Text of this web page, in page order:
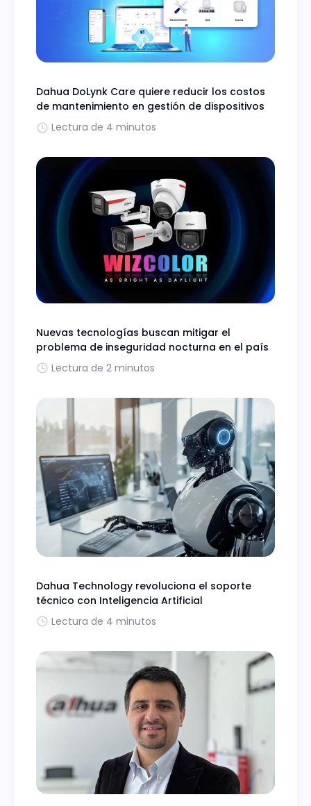
Dahua DoLynk Care quiere reducir los costos
de mantenimiento en gestión de dispositivos
Lectura de 4 minutos
Nuevas tecnologías buscan mitigar el
problema de inseguridad nocturna en el país
Lectura de 2 minutos
Dahua Technology revoluciona el soporte
técnico con Inteligencia Artificial
Lectura de 4 minutos